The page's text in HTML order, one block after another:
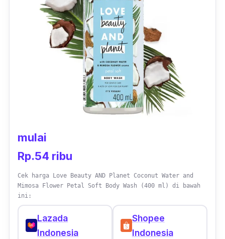
mulai
Rp.54 ribu
Cek harga Love Beauty AND Planet Coconut Water and
Mimosa Flower Petal Soft Body Wash (400 ml) di bawah
ini:
Lazada
Indonesia
Shopee
Indonesia